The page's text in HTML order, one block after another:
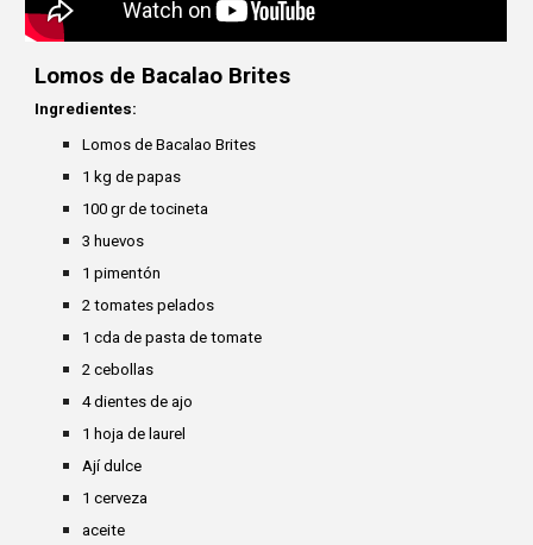
Lomos de Bacalao Brites
Ingredientes:
Lomos de Bacalao Brites
1 kg de papas
100 gr de tocineta
3 huevos
1 pimentón
2 tomates pelados
1 cda de pasta de tomate
2 cebollas
4 dientes de ajo
1 hoja de laurel
Ají dulce
1 cerveza
aceite